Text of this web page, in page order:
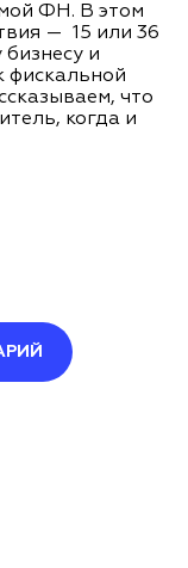
ФН. В этом
— 15 или 36
и
фискальной
что
когда и